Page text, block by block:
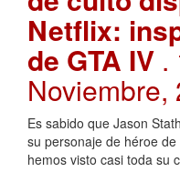
Netflix:
de GTA IV .
Noviembre,
Es sabido que Jason
su personaje de héroe
hemos visto casi toda su